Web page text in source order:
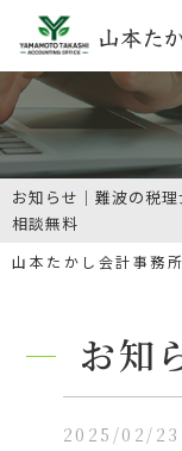
お知らせ｜難波の税
相談無料
山本たかし会計事務
お知
2025/02/23